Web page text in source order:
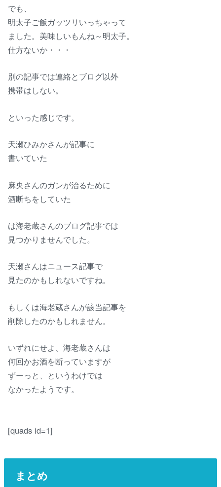
でも、
明太子ご飯ガッツリいっちゃって
ました。美味しいもんね～明太子。
仕方ないか・・・
別の記事では連絡とブログ以外
携帯はしない。
といった感じです。
天瀬ひみかさんが記事に
書いていた
麻央さんのガンが治るために
酒断ちをしていた
は海老蔵さんのブログ記事では
見つかりませんでした。
天瀬さんはニュース記事で
見たのかもしれないですね。
もしくは海老蔵さんが該当記事を
削除したのかもしれません。
いずれにせよ、海老蔵さんは
何回かお酒を断っていますが
ずーっと、というわけでは
なかったようです。
[quads id=1]
まとめ